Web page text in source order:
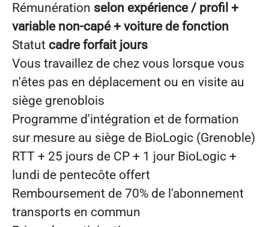
Rémunération selon expérience / profil +
variable non-capé + voiture de fonction
Statut cadre forfait jours
Vous travaillez de chez vous lorsque vous
n'êtes pas en déplacement ou en visite au
siège grenoblois
Programme d'intégration et de formation
sur mesure au siège de BioLogic (Grenoble)
RTT + 25 jours de CP + 1 jour BioLogic +
lundi de pentecôte offert
Remboursement de 70% de l'abonnement
transports en commun